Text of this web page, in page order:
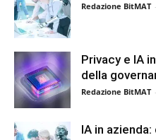
Redazione BitMAT -
Privacy e IA
della
Redazione BitMAT -
IA in